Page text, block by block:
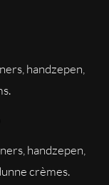
handzepen,
handzepen,
crèmes.